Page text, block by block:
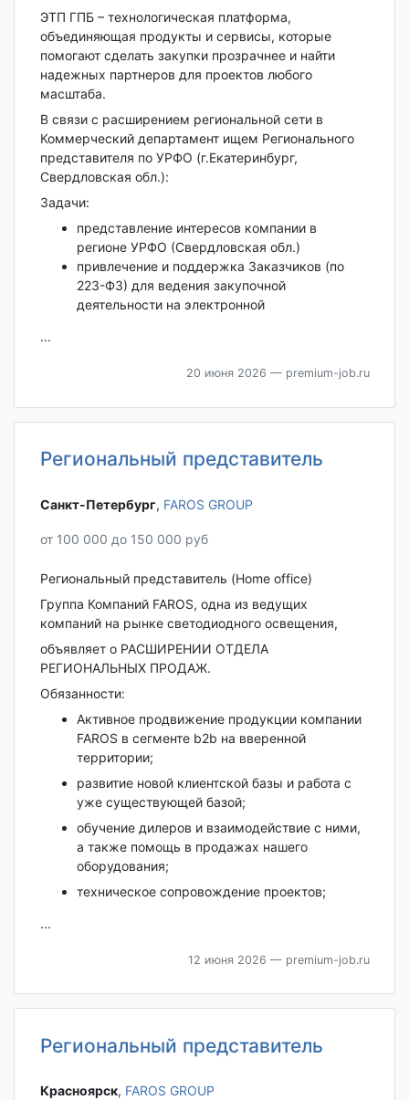
ЭТП ГПБ – технологическая платформа,
объединяющая продукты и сервисы, которые
помогают сделать закупки прозрачнее и найти
надежных партнеров для проектов любого
масштаба.
В связи с расширением региональной сети в
Коммерческий департамент ищем Регионального
представителя по УРФО (г.Екатеринбург,
Свердловская обл.):
Задачи:
представление интересов компании в
регионе УРФО (Свердловская обл.)
привлечение и поддержка Заказчиков (по
223-ФЗ) для ведения закупочной
деятельности на электронной
...
20 июня 2026 — premium-job.ru
Региональный представитель
Санкт-Петербург‎, FAROS GROUP
от 100 000 до 150 000 руб
Региональный представитель (Home office)
Группа Компаний FAROS, одна из ведущих
компаний на рынке светодиодного освещения,
объявляет о РАСШИРЕНИИ ОТДЕЛА
РЕГИОНАЛЬНЫХ ПРОДАЖ.
Обязанности:
Активное продвижение продукции компании
FAROS в сегменте b2b на вверенной
территории;
развитие новой клиентской базы и работа с
уже существующей базой;
обучение дилеров и взаимодействие с ними,
а также помощь в продажах нашего
оборудования;
техническое сопровождение проектов;
...
12 июня 2026 — premium-job.ru
Региональный представитель
Красноярск‎, FAROS GROUP